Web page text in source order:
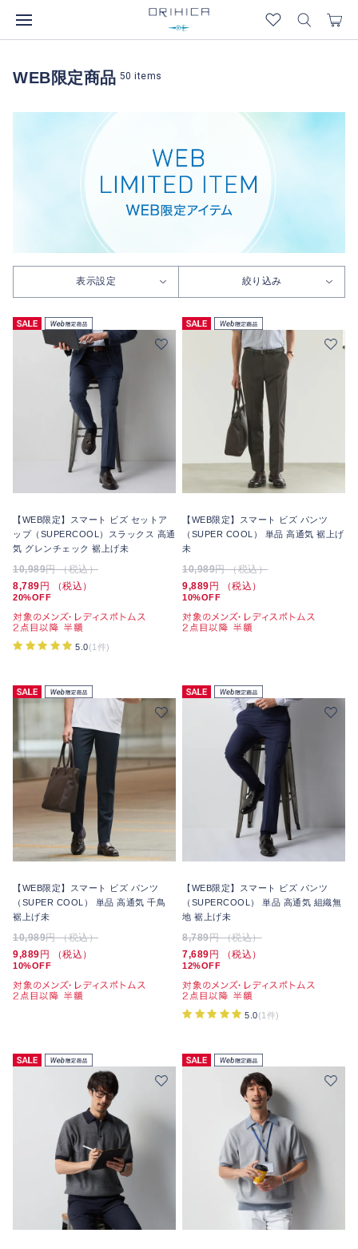
WEB限定商品 50 items
表示設定 絞り込み
【WEB限定】スマート ビズ セットア
ップ（SUPERCOOL）スラックス 高通
気 グレンチェック 裾上げ未
10,989円 （税込）
8,789 円 （税込）
20%OFF
5.0(1件)
【WEB限定】スマート ビズ パンツ
（SUPER COOL） 単品 高通気 裾上げ
未
10,989円 （税込）
9,889 円 （税込）
10%OFF
【WEB限定】スマート ビズ パンツ
（SUPER COOL） 単品 高通気 千鳥
裾上げ未
10,989円 （税込）
9,889 円 （税込）
10%OFF
【WEB限定】スマート ビズ パンツ
（SUPERCOOL） 単品 高通気 組織無
地 裾上げ未
8,789円 （税込）
7,689 円 （税込）
12%OFF
5.0(1件)